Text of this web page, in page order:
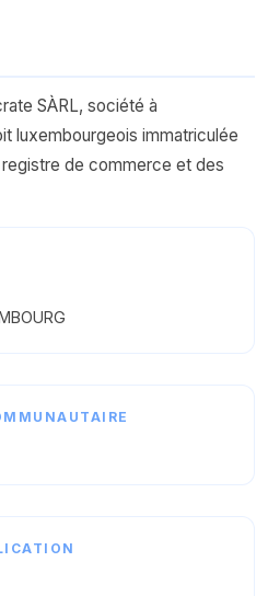
SÀRL, société à
luxembourgeois immatriculée
de commerce et des